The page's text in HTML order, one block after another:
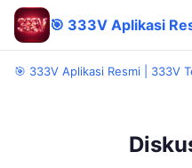
🎯 333V Aplikasi Resmi | 333V